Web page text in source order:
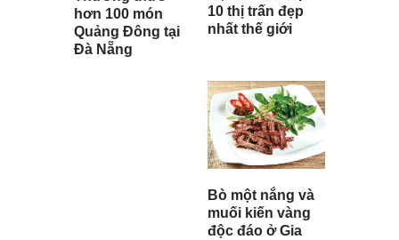
hơn 100 món
Quảng Đông tại
Đà Nẵng
10 thị trấn đẹp
nhất thế giới
Bò một nắng và
muối kiến vàng
độc đáo ở Gia